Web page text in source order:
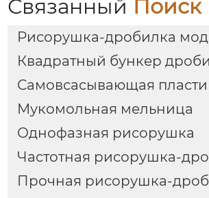
Связанный Поиск
Рисорушка-дробилка
Квадратный бункер
Самовсасывающая
Мукомольная мельница
Однофазная рисорушка
Частотная рисорушка-
Прочная рисорушка-